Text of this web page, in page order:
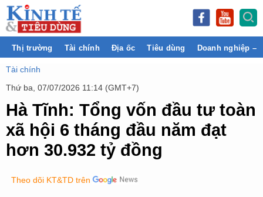
Thị trường Tài chính Địa ốc Tiêu dùng Doanh nghiệp –
Tài chính
Thứ ba, 07/07/2026 11:14 (GMT+7)
Hà Tĩnh: Tổng vốn đầu tư toàn
xã hội 6 tháng đầu năm đạt
hơn 30.932 tỷ đồng
Theo dõi KT&TD trên